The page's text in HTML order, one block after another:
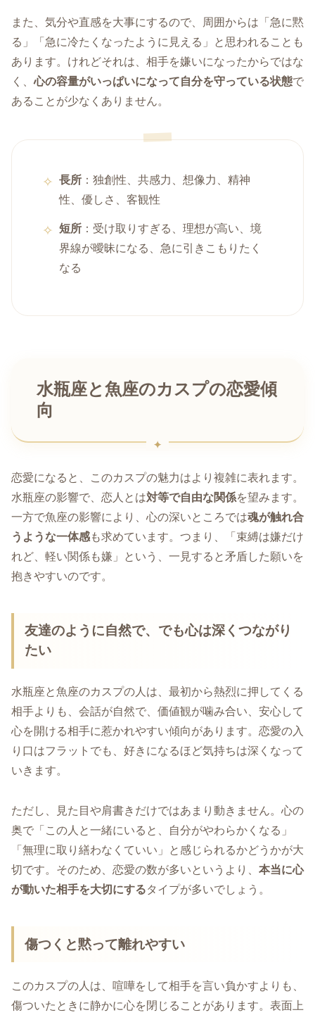
また、気分や直感を大事にするので、周囲からは「急に黙
る」「急に冷たくなったように見える」と思われることも
あります。けれどそれは、相手を嫌いになったからではな
く、心の容量がいっぱいになって自分を守っている状態で
あることが少なくありません。
長所 ：独創性、共感力、想像力、精神
性、優しさ、客観性
短所 ：受け取りすぎる、理想が高い、境
界線が曖昧になる、急に引きこもりたく
なる
水瓶座と魚座のカスプの恋愛傾
向
恋愛になると、このカスプの魅力はより複雑に表れます。
水瓶座の影響で、恋人とは対等で自由な関係を望みます。
一方で魚座の影響により、心の深いところでは魂が触れ合
うような一体感も求めています。つまり、「束縛は嫌だけ
れど、軽い関係も嫌」という、一見すると矛盾した願いを
抱きやすいのです。
友達のように自然で、でも心は深くつながり
たい
水瓶座と魚座のカスプの人は、最初から熱烈に押してくる
相手よりも、会話が自然で、価値観が噛み合い、安心して
心を開ける相手に惹かれやすい傾向があります。恋愛の入
り口はフラットでも、好きになるほど気持ちは深くなって
いきます。
ただし、見た目や肩書きだけではあまり動きません。心の
奥で「この人と一緒にいると、自分がやわらかくなる」
「無理に取り繕わなくていい」と感じられるかどうかが大
切です。そのため、恋愛の数が多いというより、 本当に心
が動いた相手を大切にするタイプが多いでしょう。
傷つくと黙って離れやすい
このカスプの人は、喧嘩をして相手を言い負かすよりも、
傷ついたときに静かに心を閉じることがあります。表面上